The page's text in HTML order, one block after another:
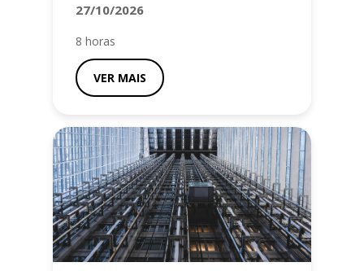
27/10/2026
8 horas
VER MAIS